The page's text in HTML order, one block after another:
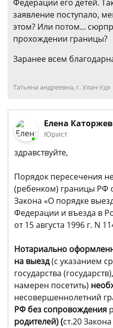
Федерации его детей.
заявление поступало,
этом? Или потом...
прохождении границы?
Заранее всем
Татьяна андреевна, г. Улан-Удэ
Елена
Юрист
здравствуйте,
Порядок пересечения
(ребенком) границы РФ
Закона «О порядке
Федерации и въезда в
от 15 августа 1996 г. N
Нотариально
на выезд(с указанием
государства
намерен посетить)
несовершеннолетний
РФ без сопровождения
родителей) (ст.20